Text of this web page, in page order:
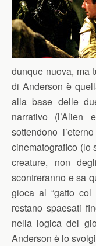
dunque nuova, ma
di Anderson è
alla base delle
narrativo
sottendono
cinematografico (lo
creature, non
scontreranno e sa
gioca al “gatto
restano spaesati
nella logica del
Anderson è lo